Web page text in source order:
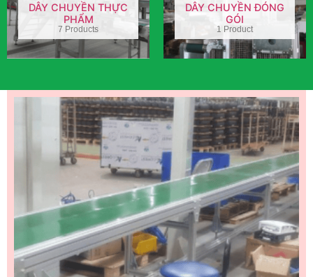
DÂY CHUYỀN THỰC
PHẨM
7 Products
DÂY CHUYỀN ĐÓNG
GÓI
1 Product